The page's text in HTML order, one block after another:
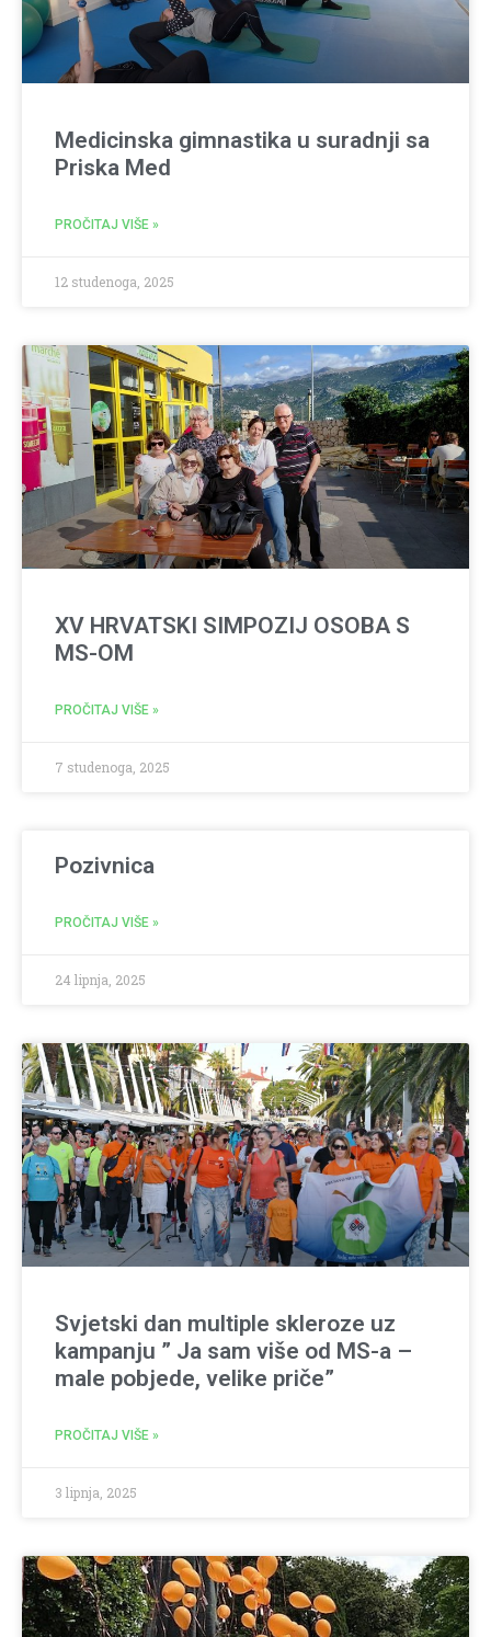
Medicinska gimnastika u suradnji sa
Priska Med
PROČITAJ VIŠE »
12 studenoga, 2025
XV HRVATSKI SIMPOZIJ OSOBA S
MS-OM
PROČITAJ VIŠE »
7 studenoga, 2025
Pozivnica
PROČITAJ VIŠE »
24 lipnja, 2025
Svjetski dan multiple skleroze uz
kampanju ” Ja sam više od MS-a –
male pobjede, velike priče”
PROČITAJ VIŠE »
3 lipnja, 2025